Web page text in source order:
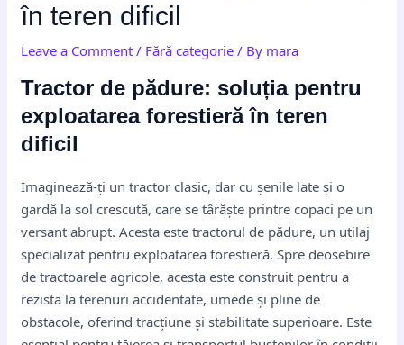
în teren dificil
Leave a Comment / Fără categorie / By mara
Tractor de pădure: soluția pentru
exploatarea forestieră în teren
dificil
Imaginează-ți un tractor clasic, dar cu șenile late și o
gardă la sol crescută, care se târăște printre copaci pe un
versant abrupt. Acesta este tractorul de pădure, un utilaj
specializat pentru exploatarea forestieră. Spre deosebire
de tractoarele agricole, acesta este construit pentru a
rezista la terenuri accidentate, umede și pline de
obstacole, oferind tracțiune și stabilitate superioare. Este